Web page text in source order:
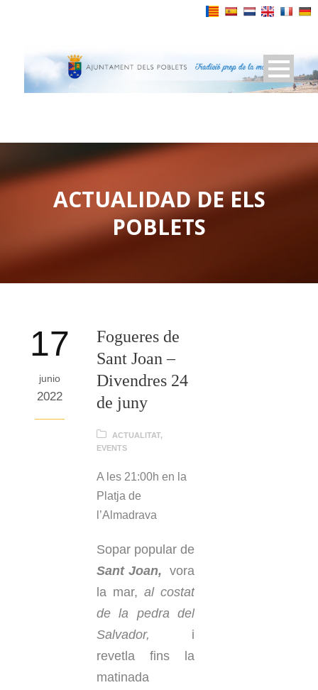
ACTUALIDAD DE ELS
POBLETS
17
junio
2022
Fogueres de
Sant Joan –
Divendres 24
de juny
ACTUALITAT,
EVENTS
A les 21:00h en la
Platja de
l’Almadrava
Sopar popular de
Sant Joan, vora
la mar, al costat
de la pedra del
Salvador,
i
revetla fins la
matinada